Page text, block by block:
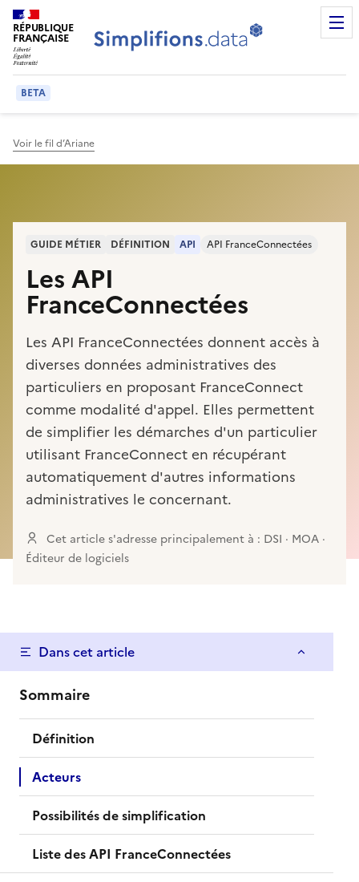
Page Administrations, pré-remplissez les démarches
RÉPUBLIQUE
FRANÇAISE
BETA
Voir le fil d’Ariane
GUIDE MÉTIER DÉFINITION API API FranceConnectées
Les API
FranceConnectées
Les API FranceConnectées donnent accès à
diverses données administratives des
particuliers en proposant FranceConnect
comme modalité d'appel. Elles permettent
de simplifier les démarches d'un particulier
utilisant FranceConnect en récupérant
automatiquement d'autres informations
administratives le concernant.
Cet article s'adresse principalement à : DSI · MOA ·
Éditeur de logiciels
Dans cet article
Sommaire
Définition
Acteurs
Possibilités de simplification
Liste des API FranceConnectées